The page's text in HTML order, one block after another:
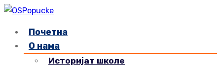
Почетна
О нама
Историјат школе